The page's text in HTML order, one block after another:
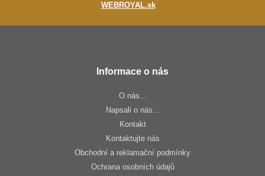
WEBROYAL.sk
Informace o nás
O nás...
Napsali o nás...
Kontakt
Kontaktujte nás
Obchodní a reklamační podmínky
Ochrana osobních údajů